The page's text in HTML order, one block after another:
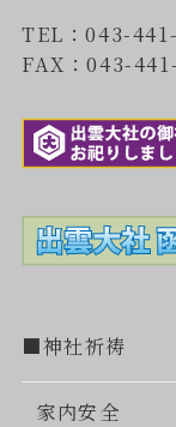
TEL：043-
FAX：043-
■神社祈祷
家内安全